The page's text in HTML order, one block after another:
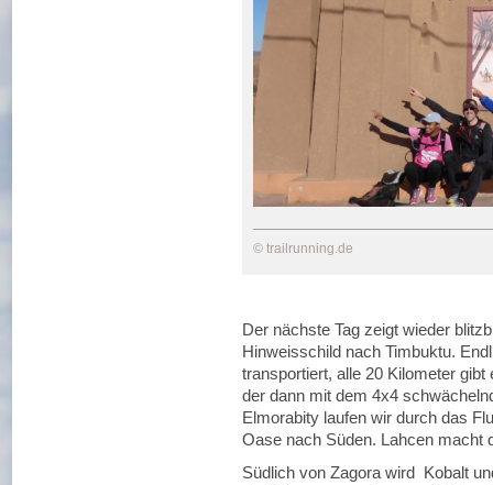
© trailrunning.de
Der nächste Tag zeigt wieder
Hinweisschild nach Timbuktu.
transportiert, alle 20 Kilometer
der dann mit dem 4x4
Elmorabity laufen wir durch das
Oase nach Süden. Lahcen macht
Südlich von Zagora wird Kobalt